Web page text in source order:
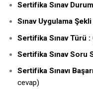
Sertifika Sınav
Sınav Uygulama Şekli
Sertifika Sınav Türü :
Sertifika Sınav Soru
Sertifika Sınavı
cevap)